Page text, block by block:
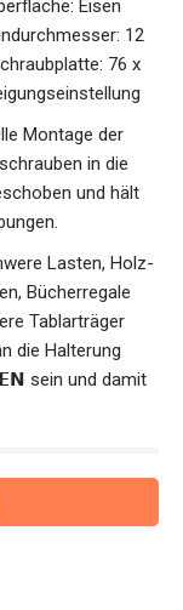
Eisen
12
76 x
Montage der
in die
und hält
Lasten, Holz-
Bücherregale
Tablarträger
Halterung
sein und damit